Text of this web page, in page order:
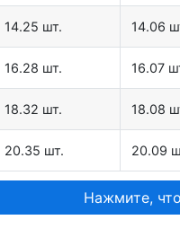
14.25 шт. 14.06
16.28 шт. 16.07
18.32 шт. 18.08
20.35 шт. 20.09
Нажмите,